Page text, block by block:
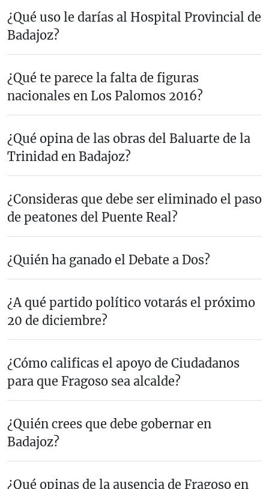
¿Qué uso le darías al Hospital Provincial de
Badajoz?
¿Qué te parece la falta de figuras
nacionales en Los Palomos 2016?
¿Qué opina de las obras del Baluarte de la
Trinidad en Badajoz?
¿Consideras que debe ser eliminado el paso
de peatones del Puente Real?
¿Quién ha ganado el Debate a Dos?
¿A qué partido político votarás el próximo
20 de diciembre?
¿Cómo calificas el apoyo de Ciudadanos
para que Fragoso sea alcalde?
¿Quién crees que debe gobernar en
Badajoz?
¿Qué opinas de la ausencia de Fragoso en